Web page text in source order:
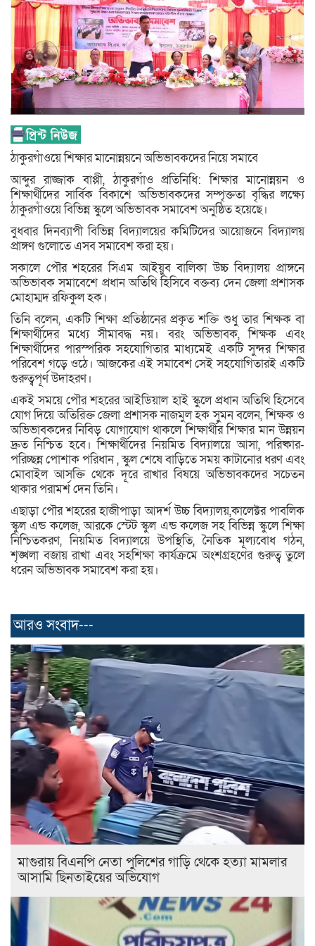
ঠাকুরগাঁওয়ে শিক্ষার মানোন্নয়নে অভিভাবকদের নিয়ে সমাবে
আব্দুর রাজ্জাক বাপ্পী, ঠাকুরগাঁও প্রতিনিধি: শিক্ষার মানোন্নয়ন ও
শিক্ষার্থীদের সার্বিক বিকাশে অভিভাবকদের সম্পৃক্ততা বৃদ্ধির লক্ষ্যে
ঠাকুরগাঁওয়ে বিভিন্ন স্কুলে অভিভাবক সমাবেশ অনুষ্ঠিত হয়েছে।
বুধবার দিনব্যাপী বিভিন্ন বিদ্যালয়ের কমিটিদের আয়োজনে বিদ্যালয়
প্রাঙ্গণ গুলোতে এসব সমাবেশ করা হয়।
সকালে পৌর শহরের সিএম আইয়ুব বালিকা উচ্চ বিদ্যালয় প্রাঙ্গনে
অভিভাবক সমাবেশে প্রধান অতিথি হিসিবে বক্তব্য দেন জেলা প্রশাসক
মোহাম্মদ রফিকুল হক।
তিনি বলেন, একটি শিক্ষা প্রতিষ্ঠানের প্রকৃত শক্তি শুধু তার শিক্ষক বা
শিক্ষার্থীদের মধ্যে সীমাবদ্ধ নয়। বরং অভিভাবক, শিক্ষক এবং
শিক্ষার্থীদের পারস্পরিক সহযোগিতার মাধ্যমেই একটি সুন্দর শিক্ষার
পরিবেশ গড়ে ওঠে। আজকের এই সমাবেশ সেই সহযোগিতারই একটি
গুরুত্বপূর্ণ উদাহরণ।
একই সময়ে পৌর শহরের আইডিয়াল হাই স্কুলে প্রধান অতিথি হিসেবে
যোগ দিয়ে অতিরিক্ত জেলা প্রশাসক নাজমুল হক সুমন বলেন, শিক্ষক ও
অভিভাবকদের নিবিড় যোগাযোগ থাকলে শিক্ষার্থীর শিক্ষার মান উন্নয়ন
দ্রুত নিশ্চিত হবে। শিক্ষার্থীদের নিয়মিত বিদ্যালয়ে আসা, পরিষ্কার-
পরিচ্ছন্ন পোশাক পরিধান , স্কুল শেষে বাড়িতে সময় কাটানোর ধরণ এবং
মোবাইল আসক্তি থেকে দূরে রাখার বিষয়ে অভিভাবকদের সচেতন
থাকার পরামর্শ দেন তিনি।
এছাড়া পৌর শহরের হাজীপাড়া আদর্শ উচ্চ বিদ্যালয়,কালেক্টর পাবলিক
স্কুল এন্ড কলেজ, আরকে স্টেট স্কুল এন্ড কলেজ সহ বিভিন্ন স্কুলে শিক্ষা
নিশ্চিতকরণ, নিয়মিত বিদ্যালয়ে উপস্থিতি, নৈতিক মূল্যবোধ গঠন,
শৃঙ্খলা বজায় রাখা এবং সহশিক্ষা কার্যক্রমে অংশগ্রহণের গুরুত্ব তুলে
ধরেন অভিভাবক সমাবেশ করা হয়।
আরও সংবাদ---
মাগুরায় বিএনপি নেতা পুলিশের গাড়ি থেকে হত্যা মামলার
আসামি ছিনতাইয়ের অভিযোগ